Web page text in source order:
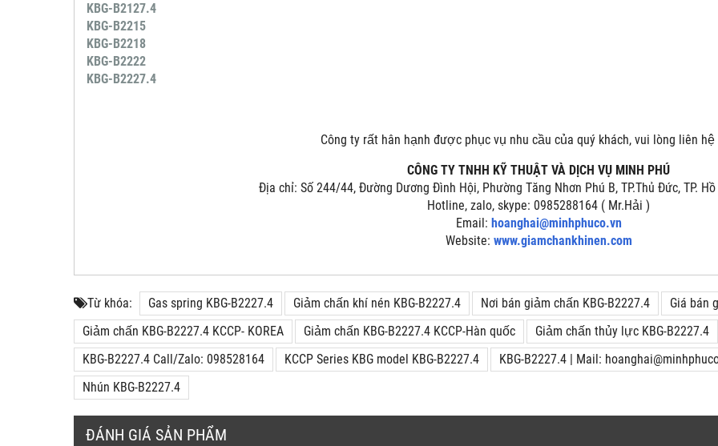
KBG-B2127.4
KBG-B2215
KBG-B2218
KBG-B2222
KBG-B2227.4
Công ty rất hân hạnh được phục vụ nhu cầu của quý khách, vui lòng liên
CÔNG TY TNHH KỸ THUẬT VÀ DỊCH VỤ MINH PHÚ
Địa chỉ: Số 244/44, Đường Dương Đình Hội, Phường Tăng Nhơn Phú B, TP.Thủ Đức, TP.
Hotline, zalo, skype: 0985288164 ( Mr.Hải )
Email: hoanghai@minhphuco.vn
Website: www.giamchankhinen.com
Từ khóa: Gas spring KBG-B2227.4 Giảm chấn khí nén KBG-B2227.4 Nơi bán giảm chấn KBG-B2227.4
Giá bán
Giảm chấn KBG-B2227.4 KCCP- KOREA
Giảm chấn KBG-B2227.4 KCCP-Hàn quốc
Giảm chấn thủy lực KBG-B2227.4
KBG-B2227.4 Call/Zalo: 098528164
KCCP Series KBG model KBG-B2227.4
KBG-B2227.4 | Mail:
Nhún KBG-B2227.4
ĐÁNH GIÁ SẢN PHẨM